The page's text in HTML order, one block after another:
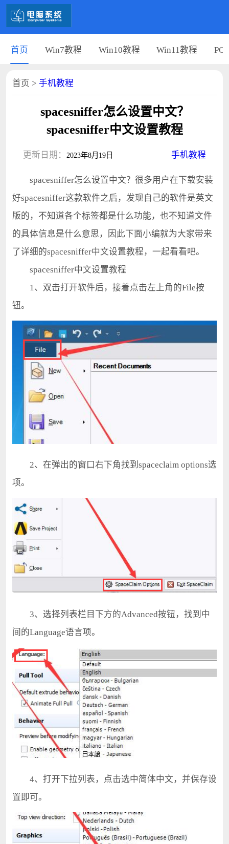
首页 Win7教程 Win10教程 Win11教程 PC
首页 > 手机教程
spacesniffer怎么设置中文？
spacesniffer中文设置教程
更新日期： 2023年8月19日 手机教程
spacesniffer怎么设置中文？很多用户在下载安装
好spacesniffer这款软件之后，发现自己的软件是英文
版的，不知道各个标签都是什么功能，也不知道文件
的具体信息是什么意思，因此下面小编就为大家带来
了详细的spacesniffer中文设置教程，一起看看吧。
spacesniffer中文设置教程
1、双击打开软件后，接着点击左上角的File按
钮。
2、在弹出的窗口右下角找到spaceclaim options选
项。
3、选择列表栏目下方的Advanced按钮，找到中
间的Language语言项。
4、打开下拉列表，点击选中简体中文，并保存设
置即可。